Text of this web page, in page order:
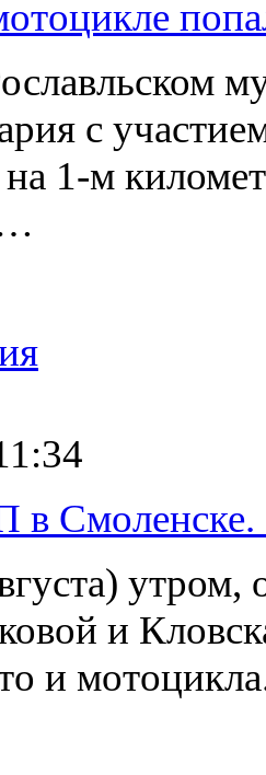
с
1-м
в Смоленске.
утром,
и
и